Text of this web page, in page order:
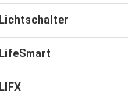
Lichtschalter
LifeSmart
LIFX